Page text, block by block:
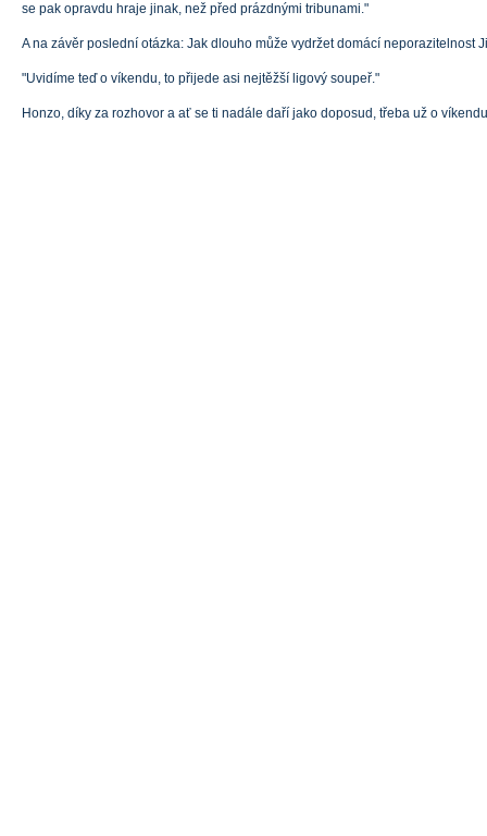
se pak opravdu hraje jinak, než před prázdnými tribunami."
A na závěr poslední otázka: Jak dlouho může vydržet domácí neporazitelnost
"Uvidíme teď o víkendu, to přijede asi nejtěžší ligový soupeř."
Honzo, díky za rozhovor a ať se ti nadále daří jako doposud, třeba už o